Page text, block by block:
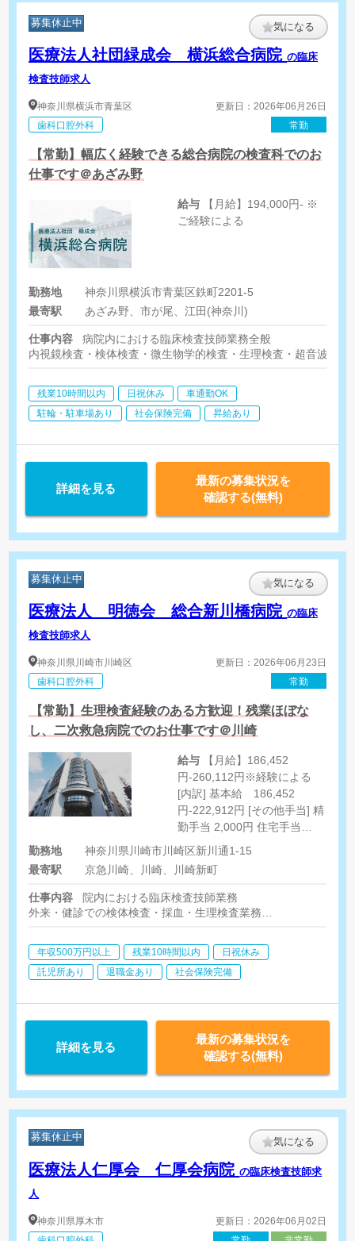
募集休止中 気になる
医療法人社団緑成会 横浜総合病院の臨床
検査技師求人
神奈川県横浜市青葉区
歯科口腔外科
更新日：2026年06月26日
常勤
【常勤】幅広く経験できる総合病院の検査科でのお
仕事です＠あざみ野
給与
ご経験による
勤務地
神奈川県横浜市青葉区鉄町2201-5
最寄駅
あざみ野、市が尾、江田(神奈川)
仕事内容
病院内における臨床検査技師業務全般
内視鏡検査・検体検査・微生物学的検査・生理検査・超音波検査
残業10時間以内 日祝休み
車通勤OK
駐輪・駐車場あり
社会保険完備 昇給あり
詳細を見る
最新の募集状況を
確認する(無料)
募集休止中 気になる
医療法人 明徳会 総合新川橋病院の臨床
検査技師求人
神奈川県川崎市川崎区
歯科口腔外科
更新日：2026年06月23日
常勤
【常勤】生理検査経験のある方歓迎！残業ほぼな
し、二次救急病院でのお仕事です＠川崎
給与
円-260,112円※経験による
[内訳] 基本給 186,452
円-222,912円 [その他手当] 精
勤手当 2,000円 住宅手当
10,000円※単身・世帯主の場
合 当直手当 1回8,400円 ※
深夜割増（法定通り）込み 時
間外手当別途支給
勤務地
神奈川県川崎市川崎区新川通1-15
最寄駅
京急川崎、川崎、川崎新町
仕事内容
院内における臨床検査技師業務
外来・健診での検体検査・採血・生理検査業務
生化学自動分析装置、蛋白分画自動装置、液化高速クロマトグ
※一部外注
＜生理検査＞
年収500万円以上 残業10時間以内
日祝休み
託児所あり
退職金あり 社会保険完備
詳細を見る
最新の募集状況を
確認する(無料)
募集休止中 気になる
医療法人仁厚会 仁厚会病院の臨床検査技師求
人
神奈川県厚木市
更新日：2026年06月02日